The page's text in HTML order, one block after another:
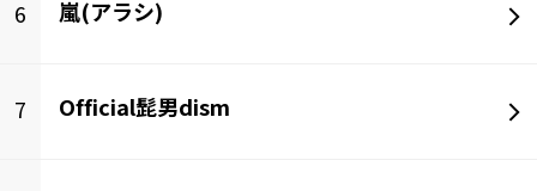
6 嵐(アラシ)
7 Official髭男dism